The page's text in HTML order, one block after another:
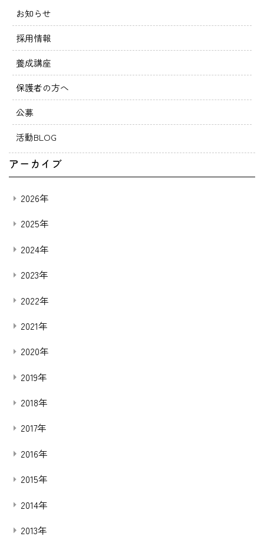
お知らせ
採用情報
養成講座
保護者の方へ
公募
活動BLOG
アーカイブ
2026年
2025年
2024年
2023年
2022年
2021年
2020年
2019年
2018年
2017年
2016年
2015年
2014年
2013年